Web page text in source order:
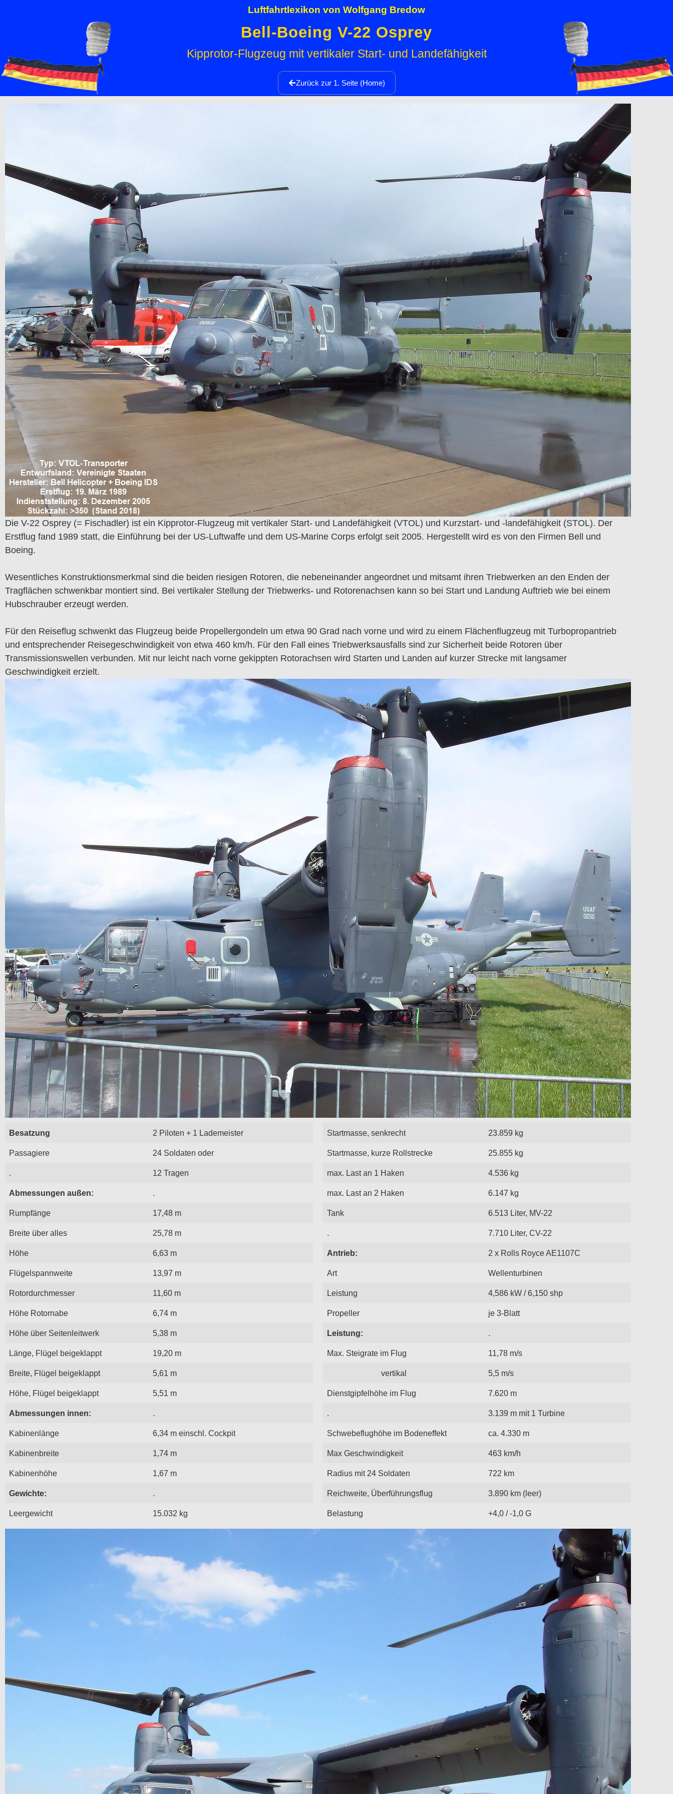
Luftfahrtlexikon von Wolfgang Bredow
Bell-Boeing V-22 Osprey
Kipprotor-Flugzeug mit vertikaler Start- und Landefähigkeit
Zurück zur 1. Seite (Home)
Die V-22 Osprey (= Fischadler) ist ein Kipprotor-Flugzeug mit vertikaler Start- und Landefähigkeit (VTOL) und Kurzstart- und -landefähigkeit (STOL). Der
Erstflug fand 1989 statt, die Einführung bei der US-Luftwaffe und dem US-Marine Corps erfolgt seit 2005. Hergestellt wird es von den Firmen Bell und
Boeing.
Wesentliches Konstruktionsmerkmal sind die beiden riesigen Rotoren, die nebeneinander angeordnet und mitsamt ihren Triebwerken an den Enden der
Tragflächen schwenkbar montiert sind. Bei vertikaler Stellung der Triebwerks- und Rotorenachsen kann so bei Start und Landung Auftrieb wie bei einem
Hubschrauber erzeugt werden.
Für den Reiseflug schwenkt das Flugzeug beide Propellergondeln um etwa 90 Grad nach vorne und wird zu einem Flächenflugzeug mit Turbopropantrieb
und entsprechender Reisegeschwindigkeit von etwa 460 km/h. Für den Fall eines Triebwerksausfalls sind zur Sicherheit beide Rotoren über
Transmissionswellen verbunden. Mit nur leicht nach vorne gekippten Rotorachsen wird Starten und Landen auf kurzer Strecke mit langsamer
Geschwindigkeit erzielt.
Besatzung 2 Piloten + 1 Lademeister
Passagiere 24 Soldaten oder
. 12 Tragen
Abmessungen außen: .
Rumpfänge 17,48 m
Breite über alles 25,78 m
Höhe 6,63 m
Flügelspannweite 13,97 m
Rotordurchmesser 11,60 m
Höhe Rotornabe 6,74 m
Höhe über Seitenleitwerk 5,38 m
Länge, Flügel beigeklappt 19,20 m
Breite, Flügel beigeklappt 5,61 m
Höhe, Flügel beigeklappt 5,51 m
Abmessungen innen: .
Kabinenlänge 6,34 m einschl. Cockpit
Kabinenbreite 1,74 m
Kabinenhöhe 1,67 m
Gewichte: .
Leergewicht 15.032 kg
Startmasse, senkrecht 23.859 kg
Startmasse, kurze Rollstrecke 25.855 kg
max. Last an 1 Haken 4.536 kg
max. Last an 2 Haken 6.147 kg
Tank 6.513 Liter, MV-22
. 7.710 Liter, CV-22
Antrieb: 2 x Rolls Royce AE1107C
Art Wellenturbinen
Leistung 4,586 kW / 6,150 shp
Propeller je 3-Blatt
Leistung: .
Max. Steigrate im Flug 11,78 m/s
vertikal 5,5 m/s
Dienstgipfelhöhe im Flug 7.620 m
. 3.139 m mit 1 Turbine
Schwebeflughöhe im Bodeneffekt ca. 4.330 m
Max Geschwindigkeit 463 km/h
Radius mit 24 Soldaten 722 km
Reichweite, Überführungsflug 3.890 km (leer)
Belastung +4,0 / -1,0 G